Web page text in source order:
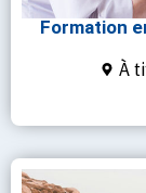
Formation
À